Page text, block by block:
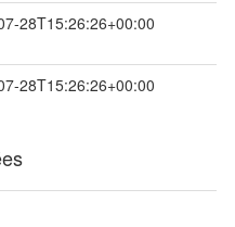
28T15:26:26+00:00
28T15:26:26+00:00